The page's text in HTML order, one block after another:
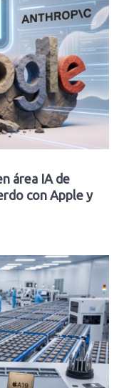
área IA de
con Apple y